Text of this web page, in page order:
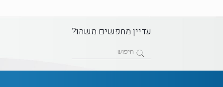
עדיין מחפשים משהו?